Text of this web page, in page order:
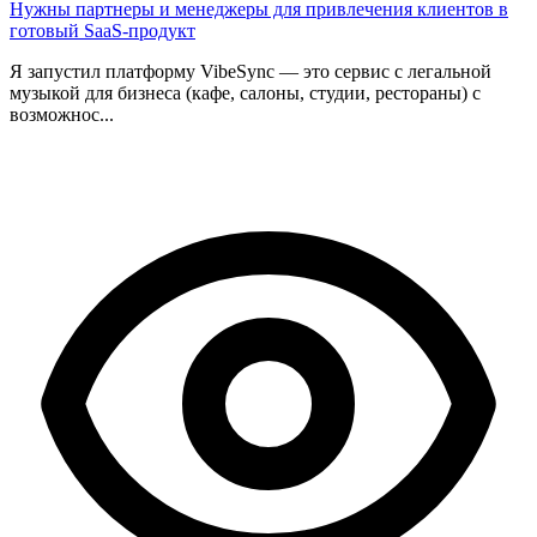
Нужны партнеры и менеджеры для привлечения клиентов в
готовый SaaS-продукт
Я запустил платформу VibeSync — это сервис с легальной
музыкой для бизнеса (кафе, салоны, студии, рестораны) с
возможнос...